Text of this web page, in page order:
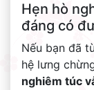
Hẹn hò
đáng có
Nếu bạn đã
hệ lưng
nghiêm túc